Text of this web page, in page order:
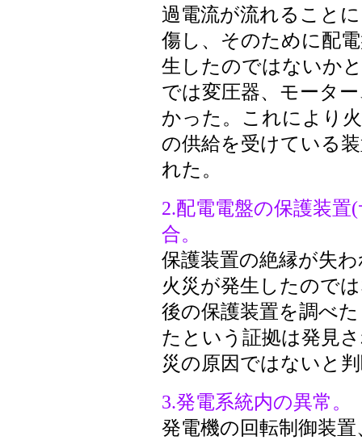
過電流が流れること
傷し、そのために配
生したのではないか
では変圧器、モータ
かった。これにより
の供給を受けている
れた。
2.配電電盤の保護装
合。
保護装置の絶縁が失
火災が発生したので
後の保護装置を調べ
たという証拠は発見
災の原因ではないと
3.発電系統内の異常。
発電機の回転制御装